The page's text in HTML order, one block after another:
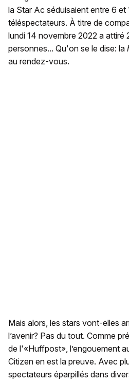
la Star Ac séduisaient entre 6 et
téléspectateurs. À titre de
lundi 14 novembre 2022 a attiré
personnes... Qu'on se le dise: la
au rendez-vous.
Mais alors, les stars vont-elles
l’avenir? Pas du tout. Comme
de l'«Huffpost», l’engouement
Citizen en est la preuve. Avec
spectateurs éparpillés dans